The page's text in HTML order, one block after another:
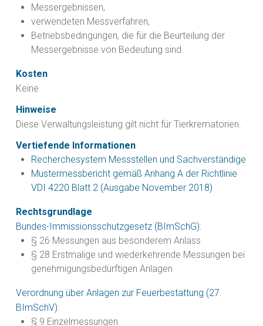
Messergebnissen,
verwendeten Messverfahren,
Betriebsbedingungen, die für die Beurteilung der
Messergebnisse von Bedeutung sind.
Kosten
Keine
Hinweise
Diese Verwaltungsleistung gilt nicht für Tierkrematorien.
Vertiefende Informationen
Recherchesystem Messstellen und Sachverständige
Mustermessbericht gemäß Anhang A der Richtlinie
VDI 4220 Blatt 2 (Ausgabe November 2018)
Rechtsgrundlage
Bundes-Immissionsschutzgesetz (BImSchG):
§ 26 Messungen aus besonderem Anlass
§ 28 Erstmalige und wiederkehrende Messungen bei
genehmigungsbedürftigen Anlagen
Verordnung über Anlagen zur Feuerbestattung (27.
BImSchV):
§ 9 Einzelmessungen